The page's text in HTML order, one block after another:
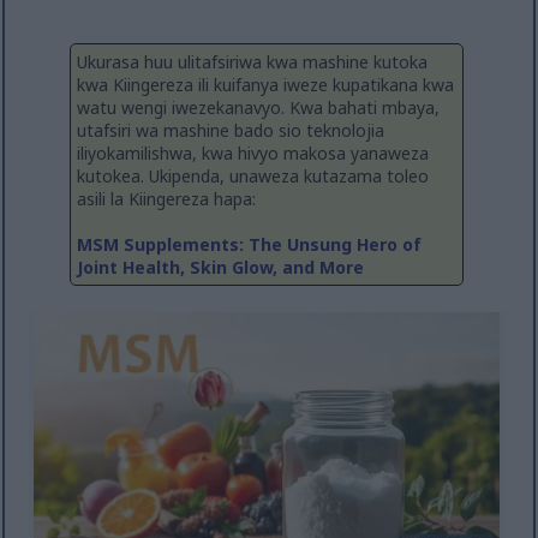
Ukurasa huu ulitafsiriwa kwa mashine kutoka
kwa Kiingereza ili kuifanya iweze kupatikana kwa
watu wengi iwezekanavyo. Kwa bahati mbaya,
utafsiri wa mashine bado sio teknolojia
iliyokamilishwa, kwa hivyo makosa yanaweza
kutokea. Ukipenda, unaweza kutazama toleo
asili la Kiingereza hapa:
MSM Supplements: The Unsung Hero of
Joint Health, Skin Glow, and More